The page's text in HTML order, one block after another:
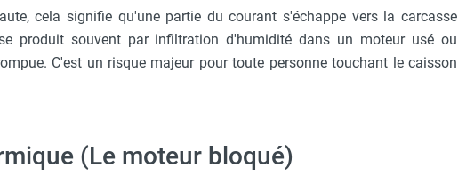
cela signifie qu'une partie du courant s'échappe vers la carcasse
produit souvent par infiltration d'humidité dans un moteur usé ou
C'est un risque majeur pour toute personne touchant le caisson
(Le moteur bloqué)